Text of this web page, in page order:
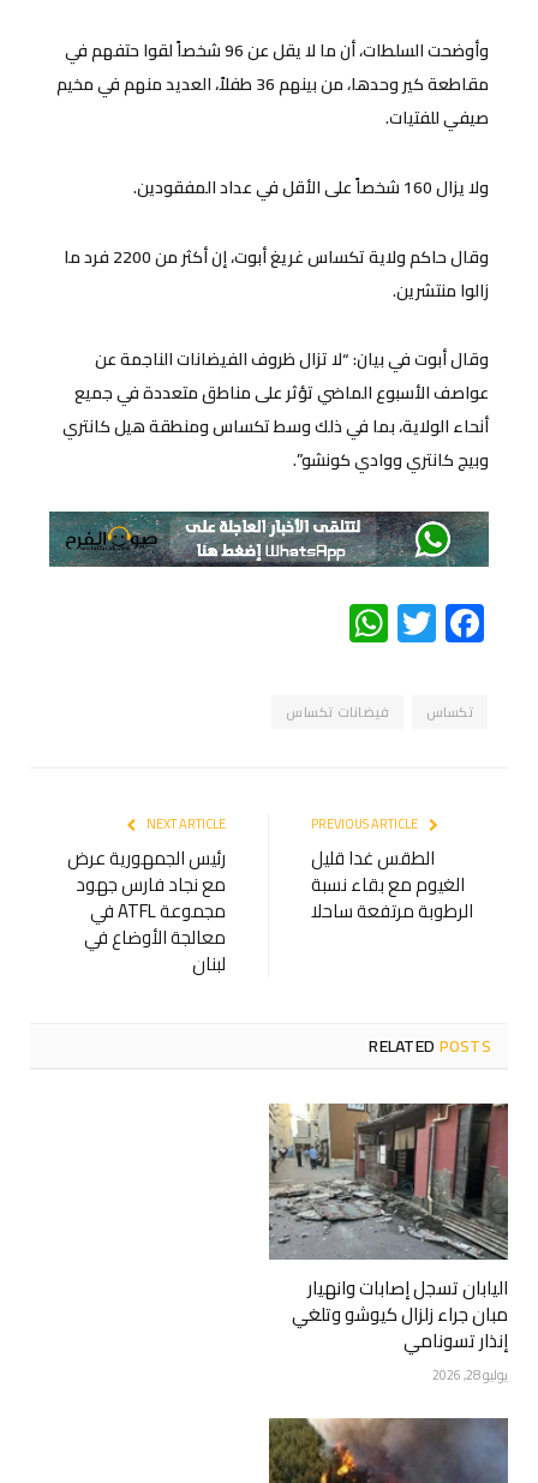
وأوضحت السلطات، أن ما لا يقل عن 96 شخصاً لقوا حتفهم في
مقاطعة كير وحدها، من بينهم 36 طفلاً، العديد منهم في مخيم
صيفي للفتيات.
ولا يزال 160 شخصاً على الأقل في عداد المفقودين.
وقال حاكم ولاية تكساس غريغ أبوت، إن أكثر من 2200 فرد ما
زالوا منتشرين.
وقال أبوت في بيان: “لا تزال ظروف الفيضانات الناجمة عن
عواصف الأسبوع الماضي تؤثر على مناطق متعددة في جميع
أنحاء الولاية، بما في ذلك وسط تكساس ومنطقة هيل كانتري
وبيج كانتري ووادي كونشو”.
Facebook
Twitter
WhatsApp
تكساس فيضانات تكساس
الطقس غدا قليل
الغيوم مع بقاء نسبة
الرطوبة مرتفعة ساحلا
NEXT ARTICLE
رئيس الجمهورية عرض
مع نجاد فارس جهود
مجموعة ATFL في
معالجة الأوضاع في
لبنان
RELATEDPOSTS
اليابان تسجل إصابات وانهيار
مبان جراء زلزال كيوشو وتلغي
إنذار تسونامي
يوليو 28, 2026